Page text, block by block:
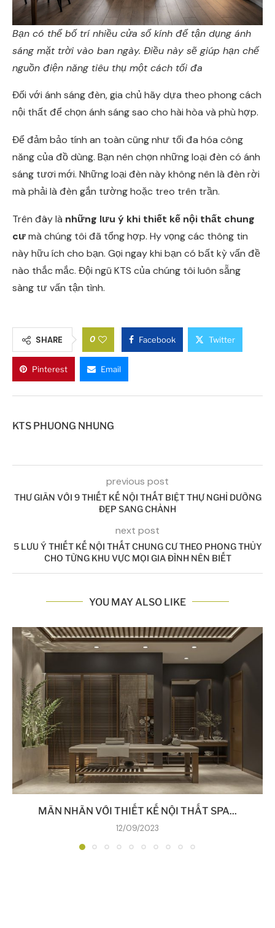
Bạn có thể bố trí nhiều cửa sổ kính để tận dụng ánh
sáng mặt trời vào ban ngày. Điều này sẽ giúp hạn chế
nguồn điện năng tiêu thụ một cách tối đa
Đối với ánh sáng đèn, gia chủ hãy dựa theo phong cách
nội thất để chọn ánh sáng sao cho hài hòa và phù hợp.
Để đảm bảo tính an toàn cũng như tối đa hóa công
năng của đồ dùng. Bạn nên chọn những loại đèn có ánh
sáng tươi mới. Những loại đèn này không nên là đèn rời
mà phải là đèn gắn tường hoặc treo trên trần.
Trên đây là những lưu ý khi thiết kế nội thất chung
cưmà chúng tôi đã tổng hợp. Hy vọng các thông tin
này hữu ích cho bạn. Gọi ngay khi bạn có bất kỳ vấn đề
nào thắc mắc. Đội ngũ KTS của chúng tôi luôn sẵng
sàng tư vấn tận tình.
SHARE 0 Facebook Twitter
Pinterest Email
KTS PHUONG NHUNG
previous post
THƯ GIÃN VỚI 9 THIẾT KẾ NỘI THẤT BIỆT THỰ NGHỈ DƯỠNG
ĐẸP SANG CHẢNH
next post
5 LƯU Ý THIẾT KẾ NỘI THẤT CHUNG CƯ THEO PHONG THỦY
CHO TỪNG KHU VỰC MỌI GIA ĐÌNH NÊN BIẾT
YOU MAY ALSO LIKE
MÃN NHÃN VỚI THIẾT KẾ NỘI THẤT SPA...
12/09/2023